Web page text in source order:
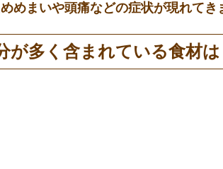
めまいや頭痛などの症状が現れてき
が多く含まれている食材は